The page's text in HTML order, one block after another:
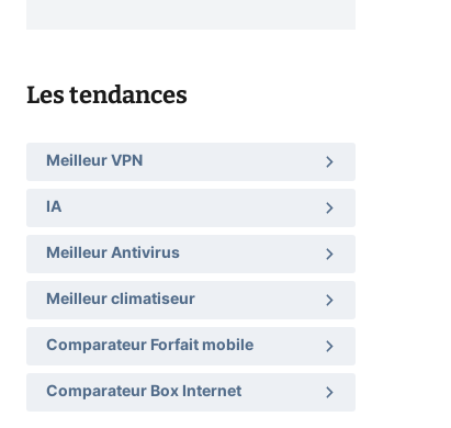
Les tendances
Meilleur VPN
IA
Meilleur Antivirus
Meilleur climatiseur
Comparateur Forfait mobile
Comparateur Box Internet